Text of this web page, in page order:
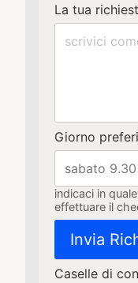
La tua
Giorno
indicaci in
effettuare il
Invia
Caselle di